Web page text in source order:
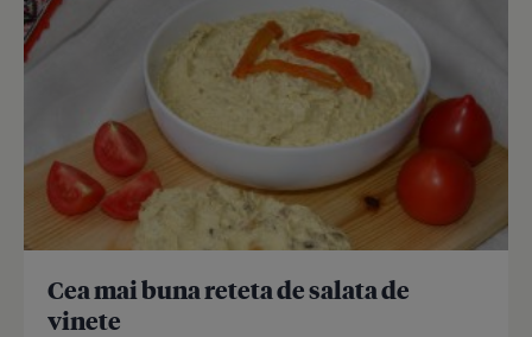
Cea mai buna reteta de salata de
vinete